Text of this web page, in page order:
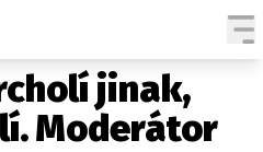
ČESKÉ CELEBRITY
SVĚTOVÉ CELEBRITY
jinak,
Moderátor